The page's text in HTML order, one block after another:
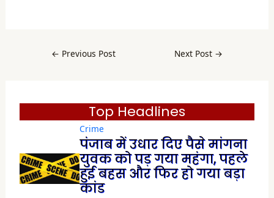
e
s
e
w
w
i
n
← Previous Post Next Post →
Top Headlines
Crime
पंजाब में उधार दिए पैसे मांगना
युवक को पड़ गया महंगा, पहले
हुई बहस और फिर हो गया बड़ा
कांड